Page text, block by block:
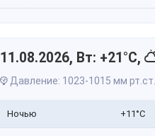
11.08.2026, Вт: +21°C,
Давление: 1023-1015 мм рт.ст.
Ночью +11°C